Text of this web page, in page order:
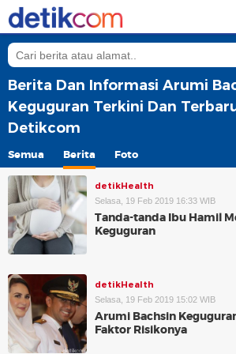
Berita Dan Informasi Arumi
Keguguran Terkini Dan
Detikcom
Semua Berita Foto
detikHealth
Selasa, 19 Feb 2019 16:33 WIB
Tanda-tanda Ibu Hamil
Keguguran
detikHealth
Selasa, 19 Feb 2019 15:02 WIB
Arumi Bachsin
Faktor Risikonya